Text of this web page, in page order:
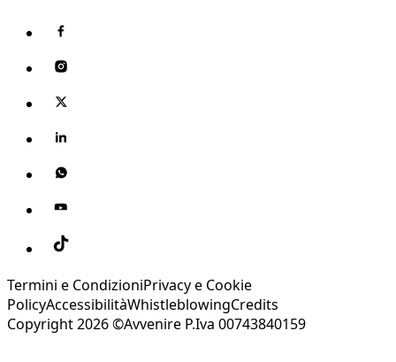
Termini e CondizioniPrivacy e Cookie
PolicyAccessibilitàWhistleblowingCredits
Copyright 2026 ©Avvenire P.Iva 00743840159